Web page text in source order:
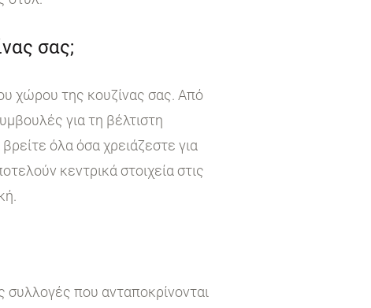
σας;
χώρου της κουζίνας σας. Από
για τη βέλτιστη
όλα όσα χρειάζεστε για
κεντρικά στοιχεία στις
που ανταποκρίνονται